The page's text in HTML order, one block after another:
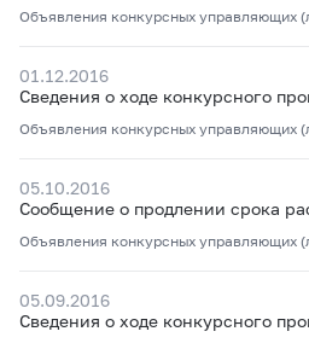
Объявления конкурсных управляющих
01.12.2016
Сведения о ходе конкурсного
Объявления конкурсных управляющих
05.10.2016
Сообщение о продлении срока
Объявления конкурсных управляющих
05.09.2016
Сведения о ходе конкурсного